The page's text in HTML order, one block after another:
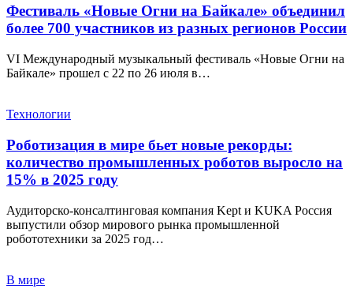
Фестиваль «Новые Огни на Байкале» объединил
более 700 участников из разных регионов России
VI Международный музыкальный фестиваль «Новые Огни на
Байкале» прошел с 22 по 26 июля в…
Технологии
Роботизация в мире бьет новые рекорды:
количество промышленных роботов выросло на
15% в 2025 году
Аудиторско-консалтинговая компания Kept и KUKA Россия
выпустили обзор мирового рынка промышленной
робототехники за 2025 год…
В мире